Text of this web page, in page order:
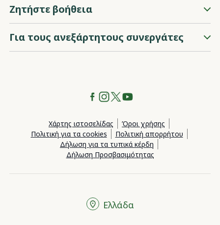
Ζητήστε βοήθεια
Για τους ανεξάρτητους συνεργάτες
Χάρτης ιστοσελίδας
Όροι χρήσης
Πολιτική για τα cookies
Πολιτική απορρήτου
Δήλωση για τα τυπικά κέρδη
Δήλωση Προσβασιμότητας
Ελλάδα